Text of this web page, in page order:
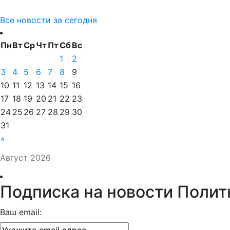
Все новости за сегодня
Август 2026
ПнВтСрЧтПтСбВс
«
1
2
3
4 5 6 7 8
9
10 11 12 13 14 15 16
17 18 19 20 21 22 23
24 25 26 27 28 29 30
31
Подписка на новости
Ваш email: